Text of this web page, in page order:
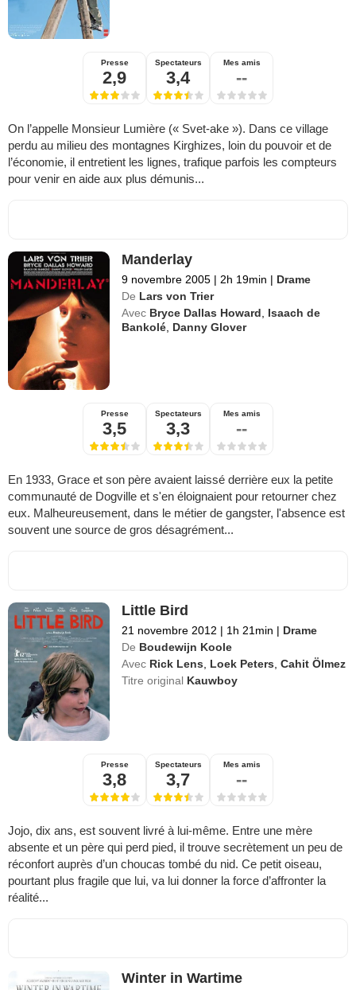
Presse
2,9
Spectateurs
3,4
Mes amis
--
On l’appelle Monsieur Lumière (« Svet-ake »). Dans ce village
perdu au milieu des montagnes Kirghizes, loin du pouvoir et de
l’économie, il entretient les lignes, trafique parfois les compteurs
pour venir en aide aux plus démunis...
Manderlay
9 novembre 2005 | 2h 19min | Drame
De Lars von Trier
Avec Bryce Dallas Howard
Isaach de
Bankolé Danny Glover
Presse
3,5
Spectateurs
3,3
Mes amis
--
En 1933, Grace et son père avaient laissé derrière eux la petite
communauté de Dogville et s'en éloignaient pour retourner chez
eux. Malheureusement, dans le métier de gangster, l'absence est
souvent une source de gros désagrément...
Little Bird
21 novembre 2012 | 1h 21min | Drame
De Boudewijn Koole
Avec Rick Lens Loek Peters ,Cahit Ölmez
Titre original Kauwboy
Presse
3,8
Spectateurs
3,7
Mes amis
--
Jojo, dix ans, est souvent livré à lui-même. Entre une mère
absente et un père qui perd pied, il trouve secrètement un peu de
réconfort auprès d’un choucas tombé du nid. Ce petit oiseau,
pourtant plus fragile que lui, va lui donner la force d’affronter la
réalité...
Winter in Wartime